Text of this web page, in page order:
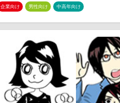
企業向け 男性向け 中高年向け